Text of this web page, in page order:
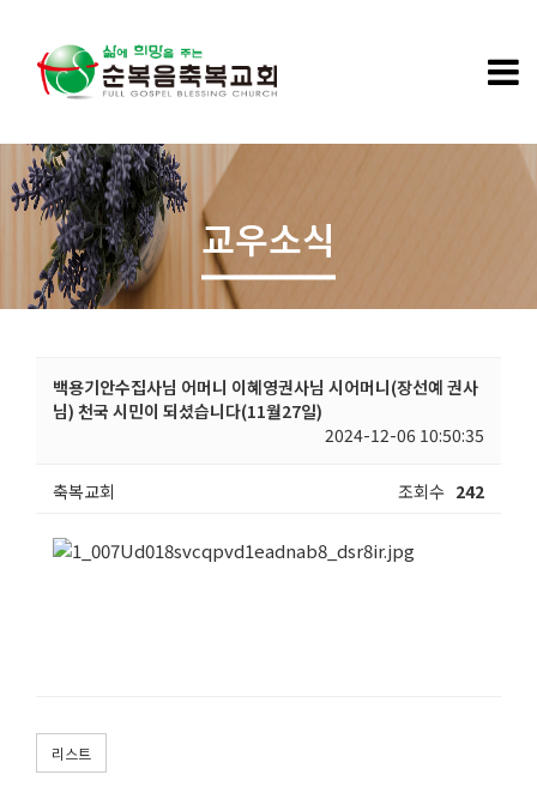
교우소식
백용기안수집사님 어머니 이혜영권사님 시어머니(장선예 권사
님) 천국 시민이 되셨습니다(11월27일)
2024-12-06 10:50:35
축복교회 조회수 242
리스트